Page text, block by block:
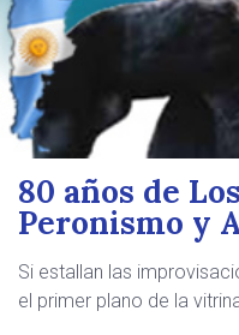
80 años de
Peronismo y
Si estallan las
el primer plano de la